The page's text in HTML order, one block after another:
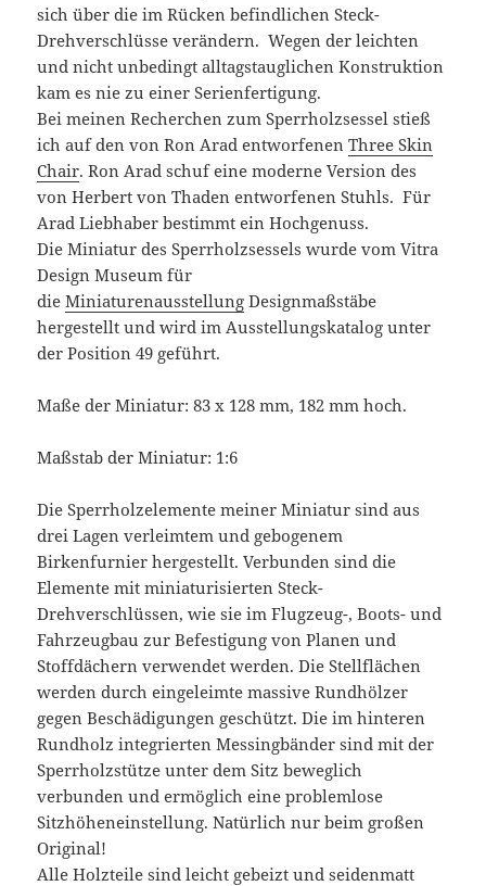
sich über die im Rücken befindlichen Steck-
Drehverschlüsse verändern. Wegen der leichten
und nicht unbedingt alltagstauglichen Konstruktion
kam es nie zu einer Serienfertigung.
Bei meinen Recherchen zum Sperrholzsessel stieß
ich auf den von Ron Arad entworfenenThree Skin
Chair. Ron Arad schuf eine moderne Version des
von Herbert von Thaden entworfenen Stuhls. Für
Arad Liebhaber bestimmt ein Hochgenuss.
Die Miniatur des Sperrholzsessels wurde vom Vitra
Design Museum für
dieMiniaturenausstellung Designmaßstäbe
hergestellt und wird im Ausstellungskatalog unter
der Position 49 geführt.
Maße der Miniatur: 83 x 128 mm, 182 mm hoch.
Maßstab der Miniatur: 1:6
Die Sperrholzelemente meiner Miniatur sind aus
drei Lagen verleimtem und gebogenem
Birkenfurnier hergestellt. Verbunden sind die
Elemente mit miniaturisierten Steck-
Drehverschlüssen, wie sie im Flugzeug-, Boots- und
Fahrzeugbau zur Befestigung von Planen und
Stoffdächern verwendet werden. Die Stellflächen
werden durch eingeleimte massive Rundhölzer
gegen Beschädigungen geschützt. Die im hinteren
Rundholz integrierten Messingbänder sind mit der
Sperrholzstütze unter dem Sitz beweglich
verbunden und ermöglich eine problemlose
Sitzhöheneinstellung. Natürlich nur beim großen
Original!
Alle Holzteile sind leicht gebeizt und seidenmatt